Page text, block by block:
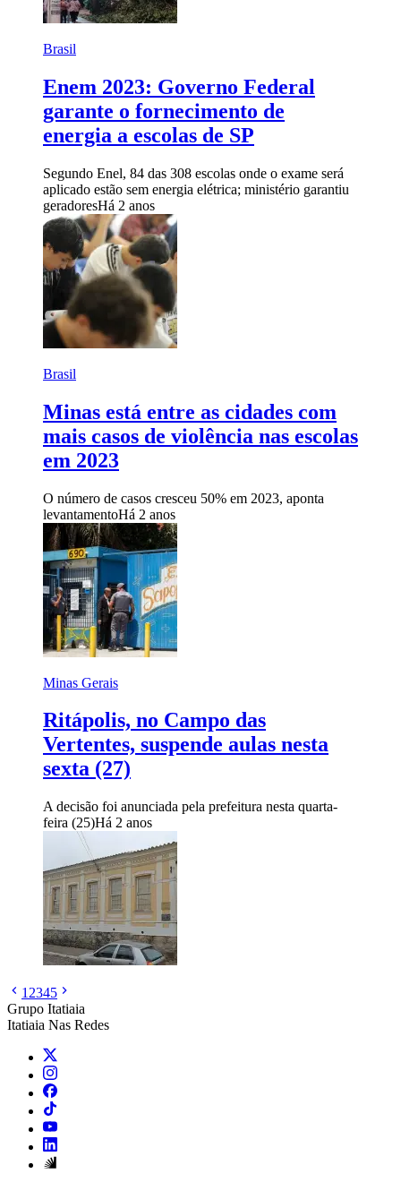
Brasil
Enem 2023: Governo Federal
garante o fornecimento de
energia a escolas de SP
Segundo Enel, 84 das 308 escolas onde o exame será
aplicado estão sem energia elétrica; ministério garantiu
geradoresHá 2 anos
Brasil
Minas está entre as cidades com
mais casos de violência nas escolas
em 2023
O número de casos cresceu 50% em 2023, aponta
levantamentoHá 2 anos
Minas Gerais
Ritápolis, no Campo das
Vertentes, suspende aulas nesta
sexta (27)
A decisão foi anunciada pela prefeitura nesta quarta-
feira (25)Há 2 anos
1 2345
Grupo Itatiaia
Itatiaia Nas Redes